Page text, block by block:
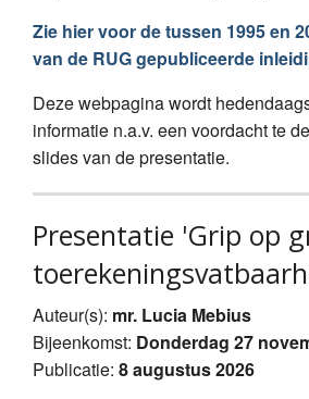
Zie hier voor de tussen 1995 en
van de RUG gepubliceerde
Deze webpagina wordt
informatie n.a.v. een voordacht te
slides van de presentatie.
Presentatie 'Grip op
Auteur(s): mr. Lucia Mebius
Bijeenkomst: Donderdag 27
Publicatie: 8 augustus 2026